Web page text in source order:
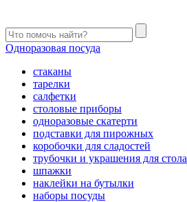
Одноразовая посуда
стаканы
тарелки
салфетки
столовые приборы
одноразовые скатерти
подставки для пирожных
коробочки для сладостей
трубочки и украшения для стола
шпажки
наклейки на бутылки
наборы посуды